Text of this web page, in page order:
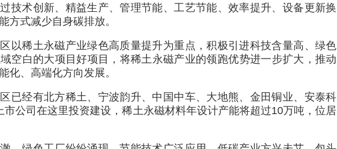
技术创新、精益生产、管理节能、工艺节能、效率提升、设备更新换
方式减少自身碳排放。
以稀土永磁产业绿色高质量提升为重点，积极引进科技含量高、绿色
空白的大项目好项目，将稀土永磁产业的领跑优势进一步扩大，推动
化、高端化方向发展。
已经有北方稀土、宁波韵升、中国中车、大地熊、金田铜业、安泰科
市公司在这里投资建设，稀土永磁材料年设计产能将超过10万吨，位居